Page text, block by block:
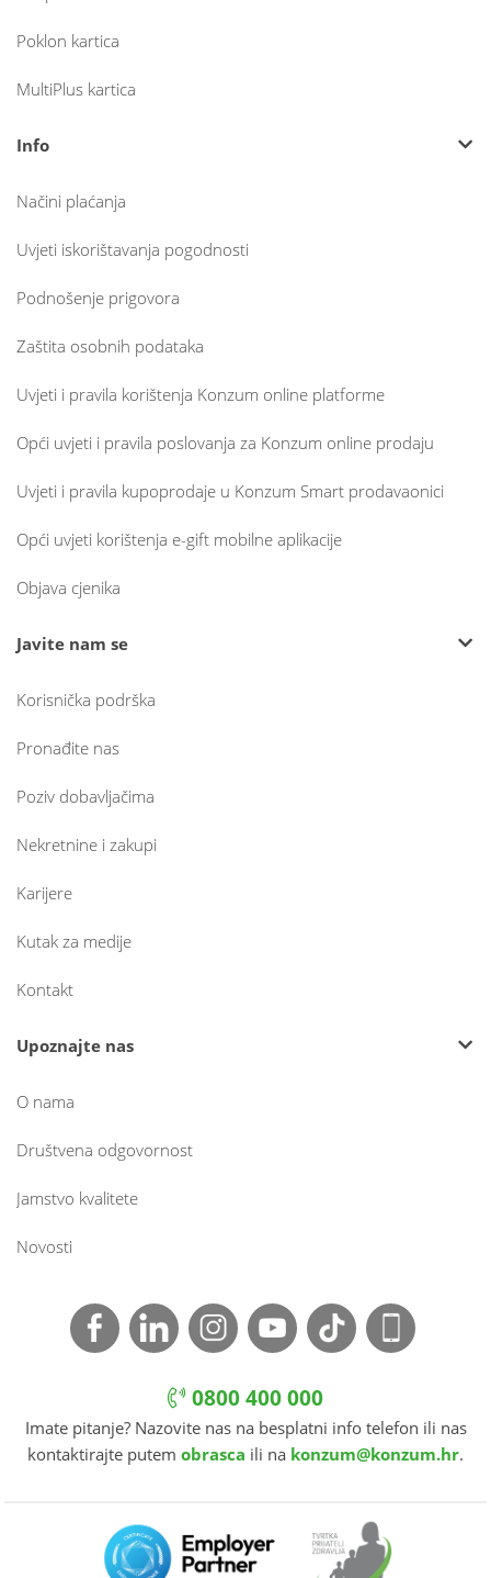
Poklon kartica
MultiPlus kartica
Info
Načini plaćanja
Uvjeti iskorištavanja pogodnosti
Podnošenje prigovora
Zaštita osobnih podataka
Uvjeti i pravila korištenja Konzum online platforme
Opći uvjeti i pravila poslovanja za Konzum online prodaju
Uvjeti i pravila kupoprodaje u Konzum Smart prodavaonici
Opći uvjeti korištenja e-gift mobilne aplikacije
Objava cjenika
Javite nam se
Korisnička podrška
Pronađite nas
Poziv dobavljačima
Nekretnine i zakupi
Karijere
Kutak za medije
Kontakt
Upoznajte nas
O nama
Društvena odgovornost
Jamstvo kvalitete
Novosti
0800 400 000
Imate pitanje? Nazovite nas na besplatni info telefon ili nas
kontaktirajte putem obrasca ili na konzum@konzum.hr.